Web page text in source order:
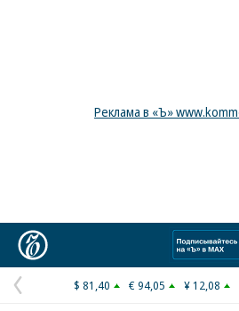
Реклама в «Ъ»
Предыдущая
$ 81,40 € 94,05 ¥ 12,08